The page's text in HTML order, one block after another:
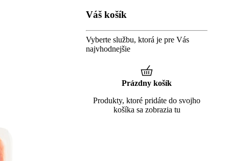
Váš košík
Vyberte službu, ktorá je pre Vás
najvhodnejšie
Prázdny košík
Produkty, ktoré pridáte do svojho
košíka sa zobrazia tu